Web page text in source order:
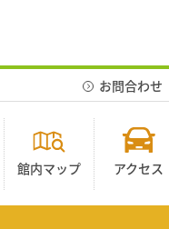
館内マップ アクセス
お問合わせ